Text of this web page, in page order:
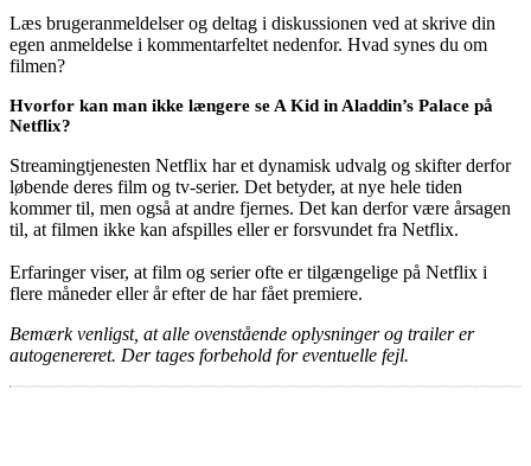
Læs brugeranmeldelser og deltag i diskussionen ved at skrive din
egen anmeldelse i kommentarfeltet nedenfor. Hvad synes du om
filmen?
Hvorfor kan man ikke længere se A Kid in Aladdin’s Palace på
Netflix?
Streamingtjenesten Netflix har et dynamisk udvalg og skifter derfor
løbende deres film og tv-serier. Det betyder, at nye hele tiden
kommer til, men også at andre fjernes. Det kan derfor være årsagen
til, at filmen ikke kan afspilles eller er forsvundet fra Netflix.
Erfaringer viser, at film og serier ofte er tilgængelige på Netflix i
flere måneder eller år efter de har fået premiere.
Bemærk venligst, at alle ovenstående oplysninger og trailer er
autogenereret. Der tages forbehold for eventuelle fejl.